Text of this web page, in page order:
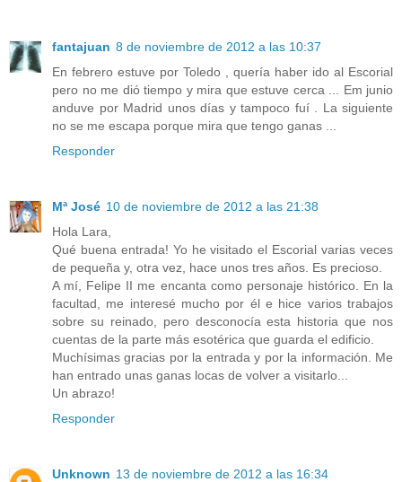
fantajuan 8 de noviembre de 2012 a las 10:37
En febrero estuve por Toledo , quería haber ido al Escorial
pero no me dió tiempo y mira que estuve cerca ... Em junio
anduve por Madrid unos días y tampoco fuí . La siguiente
no se me escapa porque mira que tengo ganas ...
Responder
Mª José 10 de noviembre de 2012 a las 21:38
Hola Lara,
Qué buena entrada! Yo he visitado el Escorial varias veces
de pequeña y, otra vez, hace unos tres años. Es precioso.
A mí, Felipe II me encanta como personaje histórico. En la
facultad, me interesé mucho por él e hice varios trabajos
sobre su reinado, pero desconocía esta historia que nos
cuentas de la parte más esotérica que guarda el edificio.
Muchísimas gracias por la entrada y por la información. Me
han entrado unas ganas locas de volver a visitarlo...
Un abrazo!
Responder
Unknown 13 de noviembre de 2012 a las 16:34